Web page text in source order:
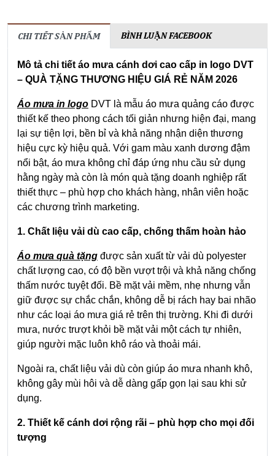
CHI TIẾT SẢN PHẨM BÌNH LUẬN FACEBOOK
Mô tả chi tiết áo mưa cánh dơi cao cấp in logo DVT
– QUÀ TẶNG THƯƠNG HIỆU GIÁ RẺ NĂM 2026
Áo mưa in logo DVT là mẫu áo mưa quảng cáo được
thiết kế theo phong cách tối giản nhưng hiện đại, mang
lại sự tiện lợi, bền bỉ và khả năng nhận diện thương
hiệu cực kỳ hiệu quả. Với gam màu xanh dương đậm
nổi bật, áo mưa không chỉ đáp ứng nhu cầu sử dụng
hằng ngày mà còn là món quà tặng doanh nghiệp rất
thiết thực – phù hợp cho khách hàng, nhân viên hoặc
các chương trình marketing.
1. Chất liệu vải dù cao cấp, chống thấm hoàn hảo
Áo mưa quà tặng được sản xuất từ vải dù polyester
chất lượng cao, có độ bền vượt trội và khả năng chống
thấm nước tuyệt đối. Bề mặt vải mềm, nhẹ nhưng vẫn
giữ được sự chắc chắn, không dễ bị rách hay bai nhão
như các loại áo mưa giá rẻ trên thị trường. Khi đi dưới
mưa, nước trượt khỏi bề mặt vải một cách tự nhiên,
giúp người mặc luôn khô ráo và thoải mái.
Ngoài ra, chất liệu vải dù còn giúp áo mưa nhanh khô,
không gây mùi hôi và dễ dàng gấp gọn lại sau khi sử
dụng.
2. Thiết kế cánh dơi rộng rãi – phù hợp cho mọi đối
tượng